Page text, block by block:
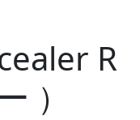
R
）